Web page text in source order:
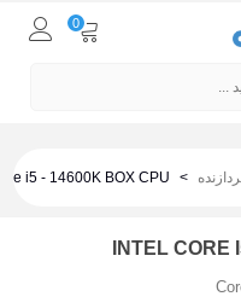
0
>
i5 - 14600K BOX CPU
INTEL CORE